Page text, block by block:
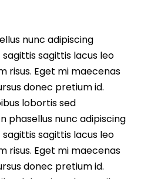
nunc adipiscing
sagittis lacus leo
risus. Eget mi maecenas
donec pretium id.
lobortis sed
phasellus nunc adipiscing
sagittis lacus leo
risus. Eget mi maecenas
donec pretium id.